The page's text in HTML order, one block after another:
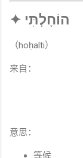
✦ הוֹחָלְתִּי
（hoḥalti）
来自：
意思：
等候